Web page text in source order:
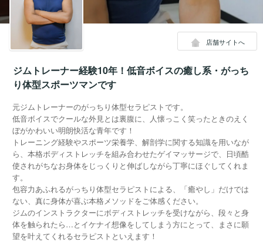
店舗サイトへ
ジムトレーナー経験10年！低音ボイスの癒し系・がっち
り体型スポーツマンです
元ジムトレーナーのがっちり体型セラピストです。
低音ボイスでクールな外見とは裏腹に、人懐っこく笑ったときのえく
ぼがかわいい明朗快活な青年です！
トレーニング経験やスポーツ栄養学、解剖学に関する知識を用いなが
ら、本格ボディストレッチを組み合わせたゲイマッサージで、日頃酷
使されがちなお身体をじっくりと伸ばしながら丁寧にほぐしてくれま
す。
包容力あふれるがっちり体型セラピストによる、「癒やし」だけでは
ない、真に身体が喜ぶ本格メソッドをご体感ください。
ジムのインストラクターにボディストレッチを受けながら、段々と身
体を触られたら…とイケナイ想像をしてしまう方にとって、まさに願
望を叶えてくれるセラピストといえます！